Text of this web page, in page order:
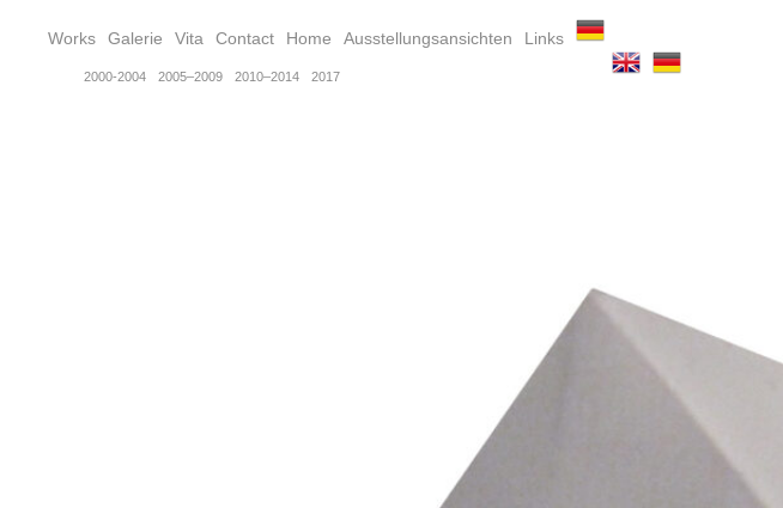
Works
2000-2004 2005–2009 2010–2014 2017
Galerie Vita Contact Home Ausstellungsansichten Links